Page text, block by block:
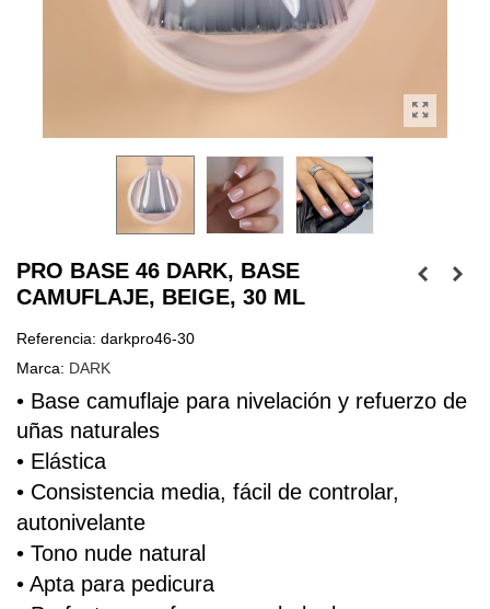
PRO BASE 46 DARK, BASE
CAMUFLAJE, BEIGE, 30 ML
Referencia: darkpro46-30
Marca: DARK
• Base camuflaje para nivelación y refuerzo de
uñas naturales
• Elástica
• Consistencia media, fácil de controlar,
autonivelante
• Tono nude natural
• Apta para pedicura